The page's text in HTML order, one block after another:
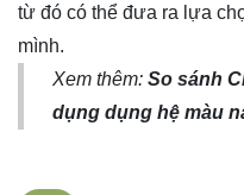
từ đó có thể đưa ra lựa
mình.
Xem thêm: So sánh
dụng dụng hệ màu